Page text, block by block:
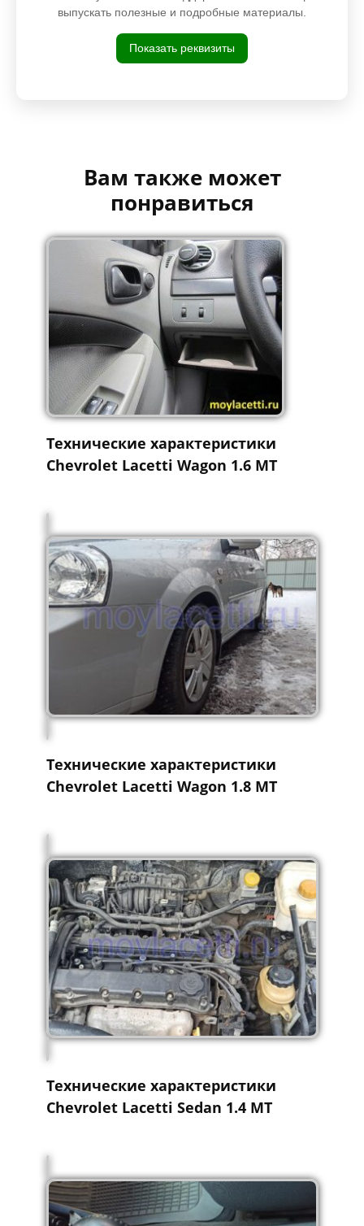
выпускать полезные и подробные материалы.
Показать реквизиты
Вам также может
понравиться
Технические характеристики
Chevrolet Lacetti Wagon 1.6 MT
Технические характеристики
Chevrolet Lacetti Wagon 1.8 MT
Технические характеристики
Chevrolet Lacetti Sedan 1.4 MT